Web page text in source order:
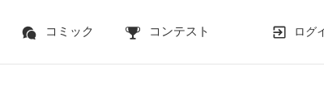
コミック コンテスト ログ